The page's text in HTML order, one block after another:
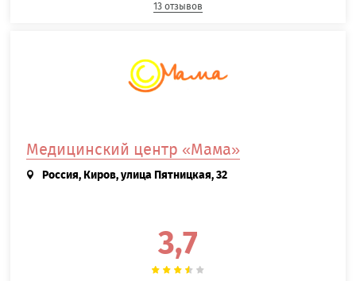
13 отзывов
Медицинский центр «Мама»
Россия, Киров, улица Пятницкая, 32
3,7